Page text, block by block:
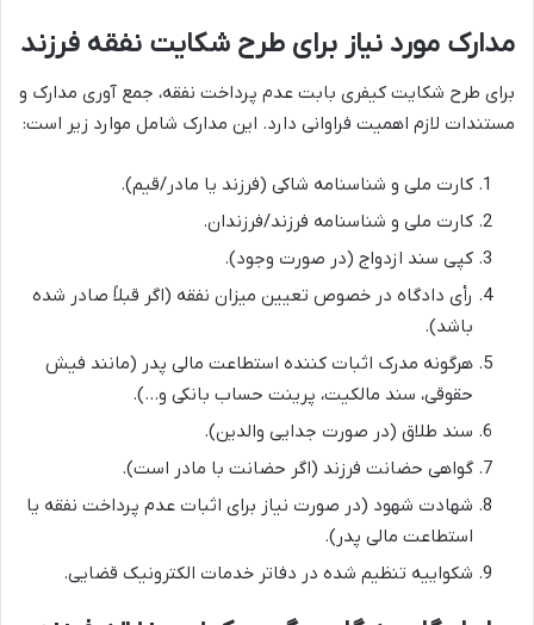
مدارک مورد نیاز برای طرح شکایت نفقه فرزند
برای طرح شکایت کیفری بابت عدم پرداخت نفقه، جمع آوری مدارک و
مستندات لازم اهمیت فراوانی دارد. این مدارک شامل موارد زیر است:
کارت ملی و شناسنامه شاکی (فرزند یا مادر/قیم).
کارت ملی و شناسنامه فرزند/فرزندان.
کپی سند ازدواج (در صورت وجود).
رأی دادگاه در خصوص تعیین میزان نفقه (اگر قبلاً صادر شده
باشد).
هرگونه مدرک اثبات کننده استطاعت مالی پدر (مانند فیش
حقوقی، سند مالکیت، پرینت حساب بانکی و…).
سند طلاق (در صورت جدایی والدین).
گواهی حضانت فرزند (اگر حضانت با مادر است).
شهادت شهود (در صورت نیاز برای اثبات عدم پرداخت نفقه یا
استطاعت مالی پدر).
شکواییه تنظیم شده در دفاتر خدمات الکترونیک قضایی.